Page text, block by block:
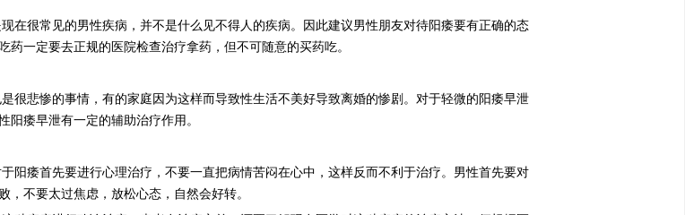
在很常见的男性疾病，并不是什么见不得人的疾病。因此建议男性朋友对待阳痿要有正确的态
一定要去正规的医院检查治疗拿药，但不可随意的买药吃。
很悲惨的事情，有的家庭因为这样而导致性生活不美好导致离婚的惨剧。对于轻微的阳痿早泄
阳痿早泄有一定的辅助治疗作用。
阳痿首先要进行心理治疗，不要一直把病情苦闷在心中，这样反而不利于治疗。男性首先要对
不要太过焦虑，放松心态，自然会好转。